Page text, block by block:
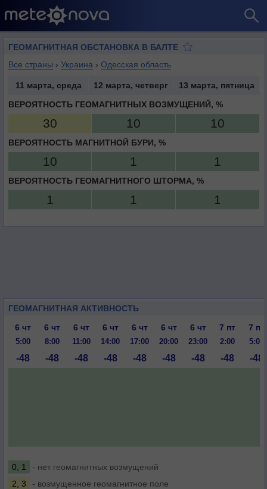
ГЕОМАГНИТНАЯ ОБСТАНОВКА В БАЛТЕ
Все страны › Украина › Одесская область
11 марта, среда 12 марта, четверг
13 марта, пятница
ВЕРОЯТНОСТЬ ГЕОМАГНИТНЫХ ВОЗМУЩЕНИЙ, %
30 10 10
ВЕРОЯТНОСТЬ МАГНИТНОЙ БУРИ, %
10 1 1
ВЕРОЯТНОСТЬ ГЕОМАГНИТНОГО ШТОРМА, %
1 1 1
ГЕОМАГНИТНАЯ АКТИВНОСТЬ
6 чт
6 чт 6 чт 6 чт 6 чт 6 чт 6 чт 7 пт 7 пт
5:00 8:00 11:00 14:00 17:00 20:00 23:00 2:00 5:00
-48 -48 -48 -48 -48 -48 -48 -48 -48
0, 1
- нет геомагнитных возмущений
2, 3
- возмущенное геомагнитное поле